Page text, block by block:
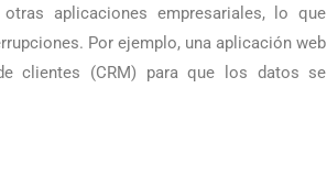
aplicaciones empresariales, lo que
Por ejemplo, una aplicación web
clientes (CRM) para que los datos se